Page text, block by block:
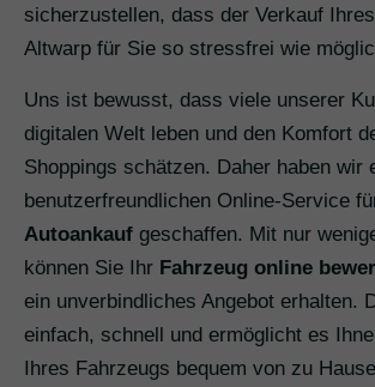
sicherzustellen, dass der Verkauf
Altwarp für Sie so stressfrei wie
Uns ist bewusst, dass viele unserer
digitalen Welt leben und den Komfort
Shoppings schätzen. Daher haben wir
benutzerfreundlichen Online-Service
Autoankauf geschaffen. Mit nur
können Sie Ihr Fahrzeug online
ein unverbindliches Angebot erhalten.
einfach, schnell und ermöglicht es
Ihres Fahrzeugs bequem von zu